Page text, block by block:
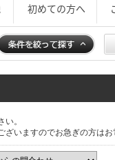
初めての方へ
。
いますのでお急ぎの方はお